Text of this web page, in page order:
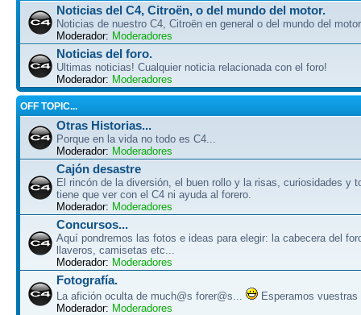
Noticias del C4, Citroën, o del mundo del motor.
Noticias de nuestro C4, Citroën en general o del mundo del
Moderador: Moderadores
Noticias del foro.
Ultimas noticias! Cualquier noticia relacionada con el foro!
Moderador: Moderadores
OFF TOPIC...
Otras Historias...
Porque en la vida no todo es C4...
Moderador: Moderadores
Cajón desastre
El rincón de la diversión, el buen rollo y la risas, curiosidades y
tiene que ver con el C4 ni ayuda al forero.
Moderador: Moderadores
Concursos...
Aquí pondremos las fotos e ideas para elegir: la cabecera del
llaveros, camisetas etc...
Moderador: Moderadores
Fotografía.
La afición oculta de much@s forer@s...
Esperamos
Moderador: Moderadores